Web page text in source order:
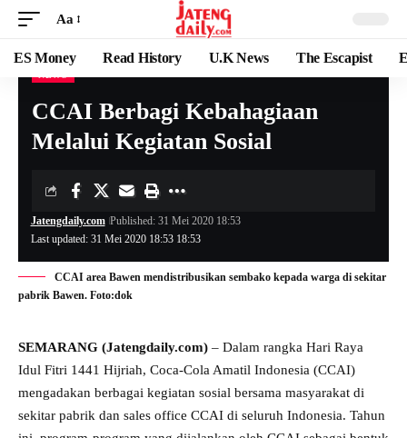
Aa
ES Money Read History U.K News The Escapist
CCAI Berbagi Kebahagiaan
Melalui Kegiatan Sosial
Last updated: 31 Mei 2020 18:53 18:53
Jatengdaily.com Published: 31 Mei 2020 18:53
CCAI area Bawen mendistribusikan sembako kepada warga di sekitar
pabrik Bawen. Foto:dok
SEMARANG (Jatengdaily.com) – Dalam rangka Hari Raya
Idul Fitri 1441 Hijriah, Coca-Cola Amatil Indonesia (CCAI)
mengadakan berbagai kegiatan sosial bersama masyarakat di
sekitar pabrik dan sales office CCAI di seluruh Indonesia. Tahun